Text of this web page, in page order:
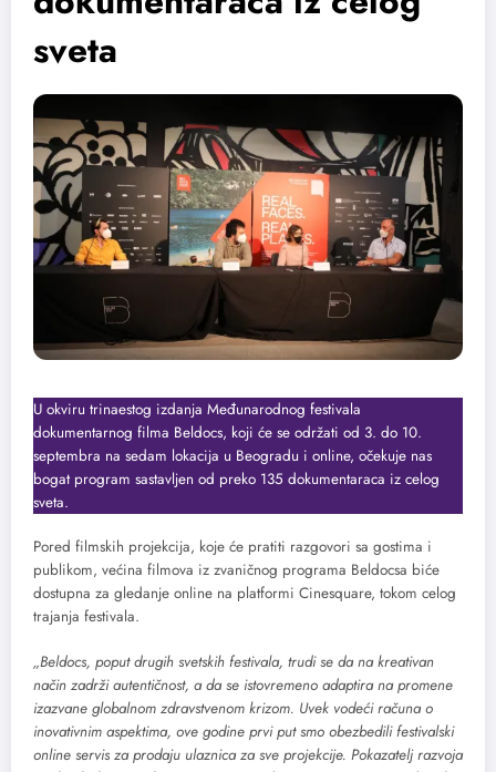
sveta
U okviru trinaestog izdanja Međunarodnog festivala
dokumentarnog filma Beldocs, koji će se održati od 3. do 10.
septembra na sedam lokacija u Beogradu i online, očekuje nas
bogat program sastavljen od preko 135 dokumentaraca iz celog
sveta.
Pored filmskih projekcija, koje će pratiti razgovori sa gostima i
publikom, većina filmova iz zvaničnog programa Beldocsa biće
dostupna za gledanje online na platformi Cinesquare, tokom celog
trajanja festivala.
„Beldocs, poput drugih svetskih festivala, trudi se da na kreativan
način zadrži autentičnost, a da se istovremeno adaptira na promene
izazvane globalnom zdravstvenom krizom. Uvek vodeći računa o
inovativnim aspektima, ove godine prvi put smo obezbedili festivalski
online servis za prodaju ulaznica za sve projekcije. Pokazatelj razvoja